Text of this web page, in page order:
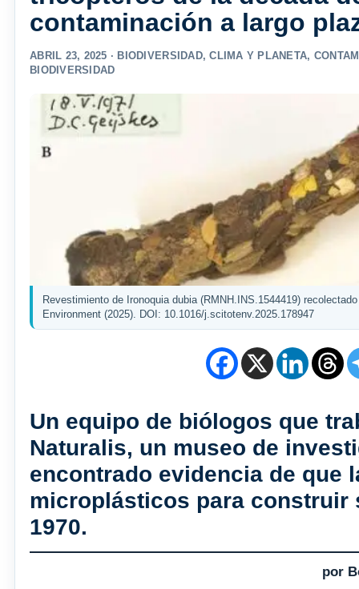
contaminación a largo
ABRIL 23, 2025 · BIODIVERSIDAD,CLIMA Y PLANETA,
BIODIVERSIDAD
Revestimiento de Ironoquia dubia (RMNH.INS.1544419)
Environment (2025). DOI: 10.1016/j.scitotenv.2025.178947
Un equipo de biólogos que
Naturalis, un museo de
encontrado evidencia de que
microplásticos para construir
1970.
por